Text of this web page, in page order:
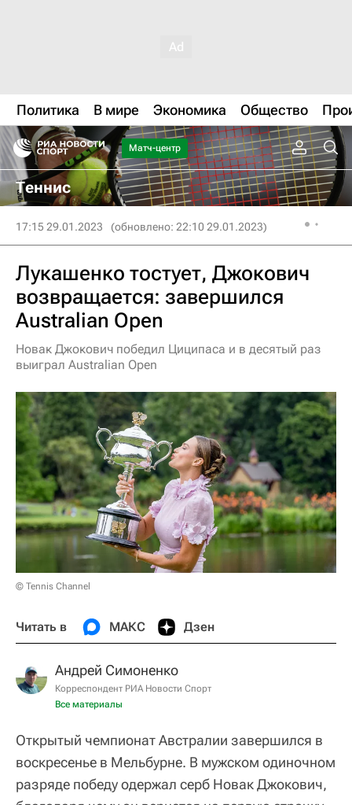
Политика В мире Экономика Общество
Матч-центр
Теннис
17:15 29.01.2023 (обновлено: 22:10 29.01.2023)
Лукашенко тостует, Джокович
возвращается: завершился
Australian Open
Новак Джокович победил Циципаса и в десятый раз
выиграл Australian Open
© Tennis Channel
Читать в МАКС Дзен
Андрей Симоненко
Корреспондент РИА Новости Спорт
Все материалы
Открытый чемпионат Австралии завершился в
воскресенье в Мельбурне. В мужском одиночном
разряде победу одержал серб Новак Джокович,